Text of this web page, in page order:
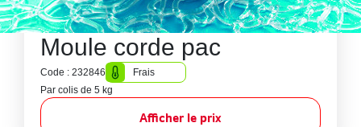
Moule corde pac
Code : 232846
Frais
Par colis de 5 kg
Afficher le prix